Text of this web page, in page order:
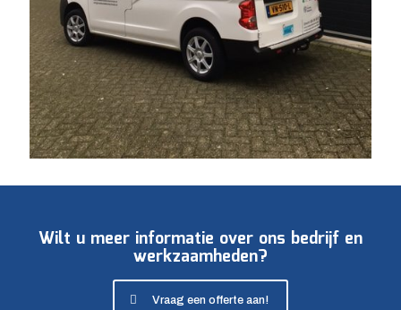
Wilt u meer informatie over ons bedrijf en
werkzaamheden?
Vraag een offerte aan!